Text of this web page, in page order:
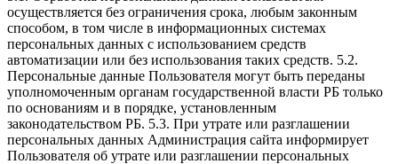
осуществляется без ограничения срока, любым законным
способом, в том числе в информационных системах
персональных данных с использованием средств
автоматизации или без использования таких средств. 5.2.
Персональные данные Пользователя могут быть переданы
уполномоченным органам государственной власти РБ только
по основаниям и в порядке, установленным
законодательством РБ. 5.3. При утрате или разглашении
персональных данных Администрация сайта информирует
Пользователя об утрате или разглашении персональных